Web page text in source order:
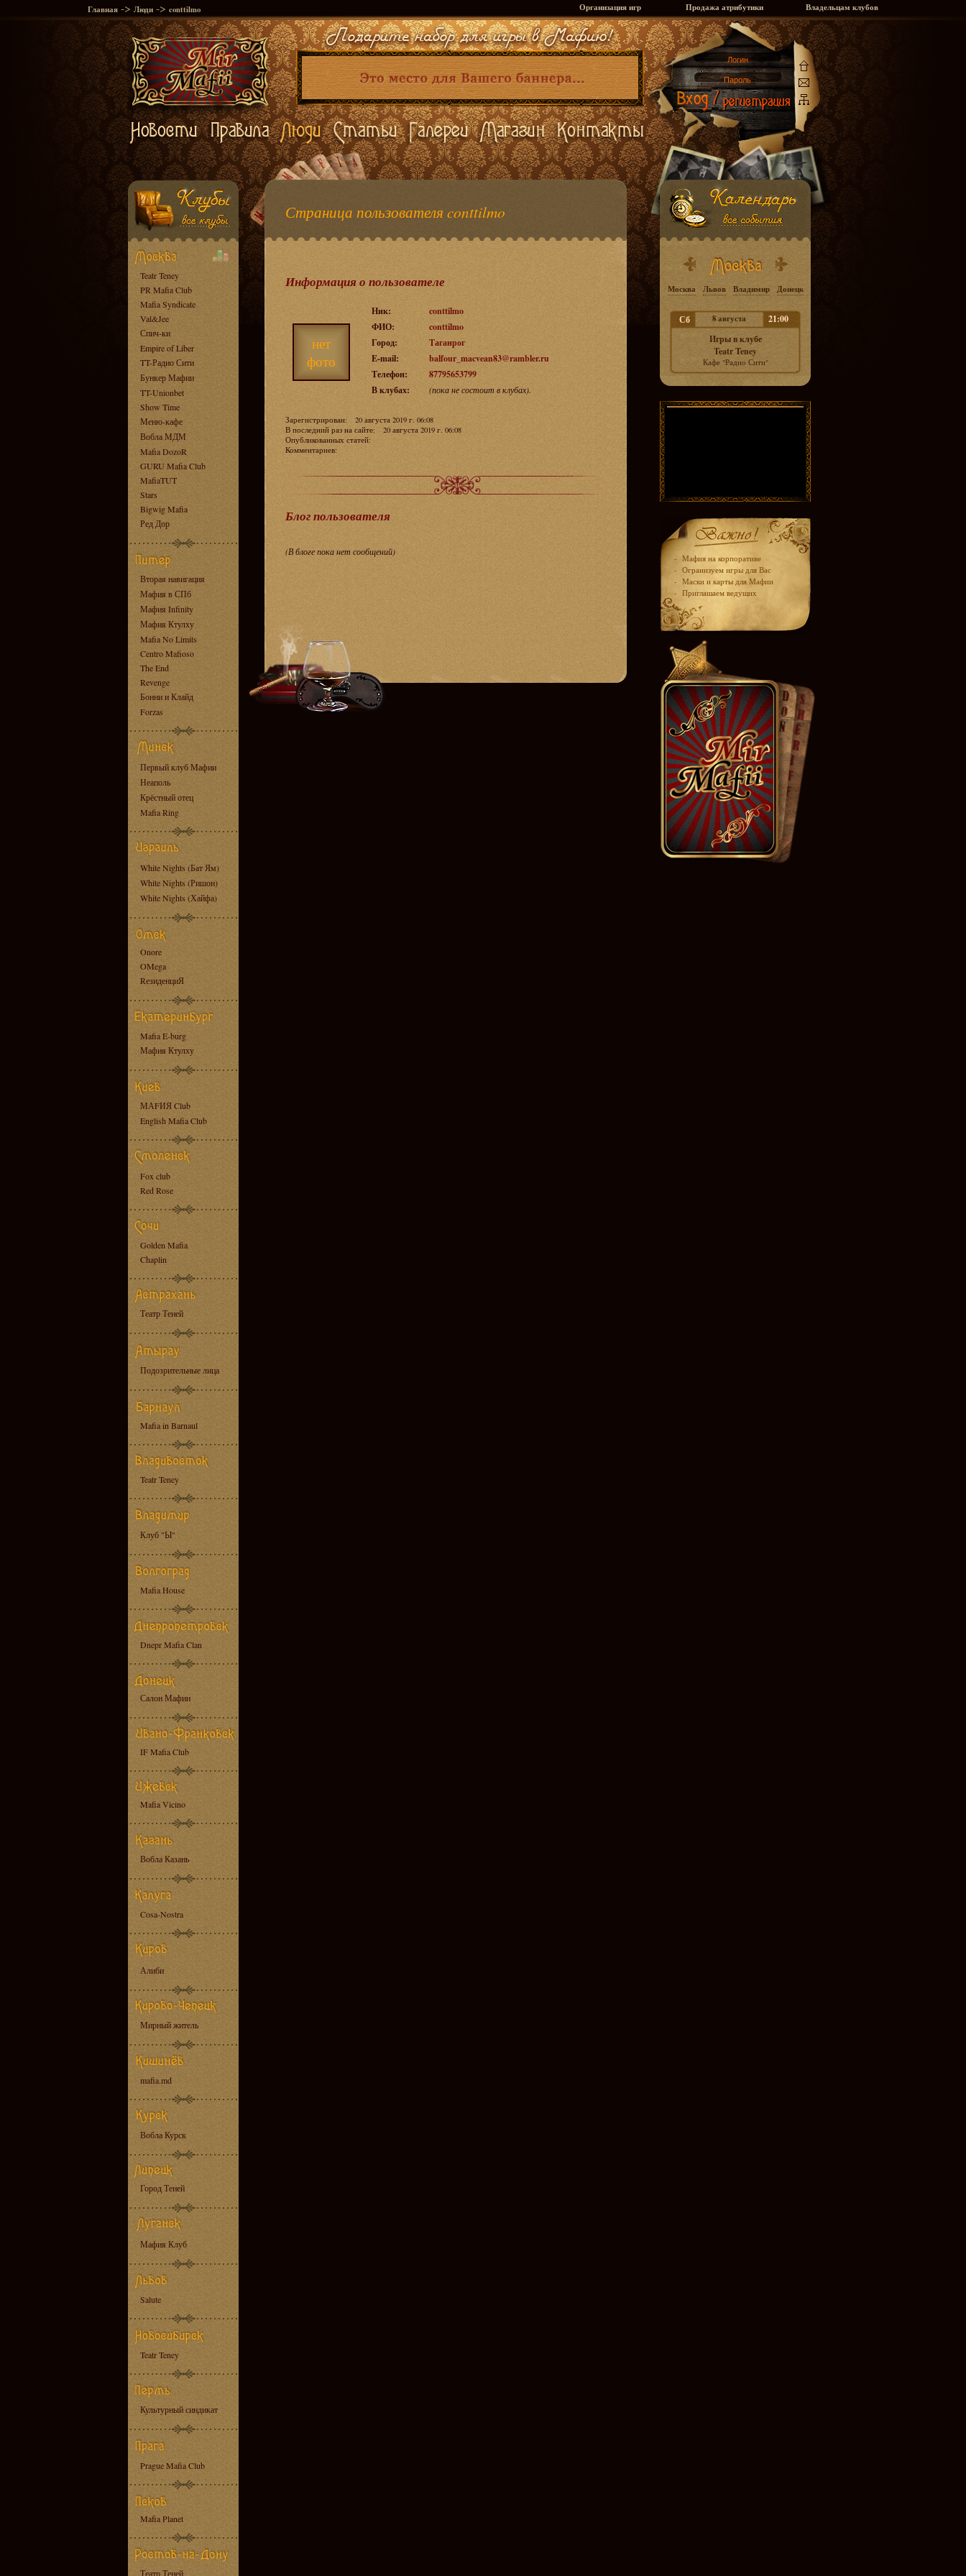
Главная -> Люди -> conttilmo Организация игр Продажа атрибутики Владельцам клубов
Teatr Teney
PR Mafia Club
Mafia Syndicate
Val&Jee
Спич-ки
Empire of Liber
TT-Радио Сити
Бункер Мафии
TT-Unionbet
Show Time
Меню-кафе
Вобла МДМ
Mafia DozoR
GURU Mafia Club
MafiaTUT
Stars
Bigwig Mafia
Ред Дор
Вторая навигация
Мафия в СПб
Мафия Infinity
Мафия Ктулху
Mafia No Limits
Centro Mafioso
The End
Revenge
Бонни и Клайд
Forzas
Первый клуб Мафии
Неаполь
Крёстный отец
Mafia Ring
White Nights (Бат Ям)
White Nights (Ришон)
White Nights (Хайфа)
Onore
OMega
RезиденциЯ
Mafia E-burg
Мафия Ктулху
МАFИЯ Club
English Mafia Club
Fox club
Red Rose
Golden Mafia
Chaplin
Театр Теней
Подозрительные лица
Mafia in Barnaul
Teatr Teney
Клуб "Ы"
Mafia House
Dnepr Mafia Clan
Салон Мафии
IF Mafia Club
Mafia Vicino
Вобла Казань
Cosa-Nostra
Алиби
Мирный житель
mafia.md
Вобла Курск
Город Теней
Мафия Клуб
Salute
Teatr Teney
Культурный синдикат
Prague Mafia Club
Mafia Planet
Театр Теней
Страница пользователя conttilmo
Информация о пользователе
нет
фото
Ник:
conttilmo
ФИО:
conttilmo
Город:
Таганрог
E-mail:
balfour_macvean83@rambler.ru
Телефон:
87795653799
В клубах:
(пока не состоит в клубах).
Зарегистрирован: 20 августа 2019 г. 06:08
В последний раз на сайте: 20 августа 2019 г. 06:08
Опубликованных статей:
Комментариев:
Блог пользователя
(В блоге пока нет сообщений)
Москва Львов Владимир Донецк
Сб 8 августа
21:00
Игры в клубе
Teatr Teney
Кафе "Радио Сити"
- Мафия на корпоративе
- Огранизуем игры для Вас
- Маски и карты для Мафии
- Приглашаем ведущих